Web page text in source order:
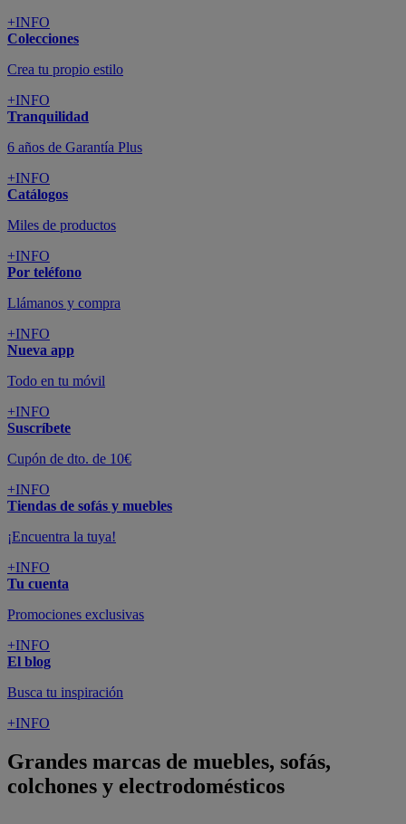
+INFO
Colecciones
Crea tu propio estilo
+INFO
Tranquilidad
6 años de Garantía Plus
+INFO
Catálogos
Miles de productos
+INFO
Por teléfono
Llámanos y compra
+INFO
Nueva app
Todo en tu móvil
+INFO
Suscríbete
Cupón de dto. de 10€
+INFO
Tiendas de sofás y muebles
¡Encuentra la tuya!
+INFO
Tu cuenta
Promociones exclusivas
+INFO
El blog
Busca tu inspiración
+INFO
Grandes marcas de muebles, sofás,
colchones y electrodomésticos